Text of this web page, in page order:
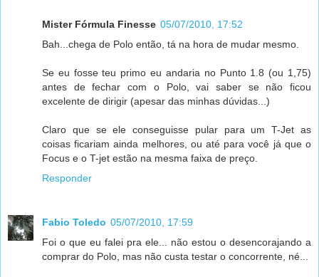
Mister Fórmula Finesse 05/07/2010, 17:52
Bah...chega de Polo então, tá na hora de mudar mesmo.
Se eu fosse teu primo eu andaria no Punto 1.8 (ou 1,75)
antes de fechar com o Polo, vai saber se não ficou
excelente de dirigir (apesar das minhas dúvidas...)
Claro que se ele conseguisse pular para um T-Jet as
coisas ficariam ainda melhores, ou até para você já que o
Focus e o T-jet estão na mesma faixa de preço.
Responder
Fabio Toledo 05/07/2010, 17:59
Foi o que eu falei pra ele... não estou o desencorajando a
comprar do Polo, mas não custa testar o concorrente, né...